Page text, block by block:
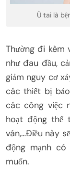
Ù tai là
Thường đi kèm
như đau đầu,
giảm nguy cơ
các thiết bị
các công việc
hoạt động thể
ván,…Điều này
động mạnh
muốn.